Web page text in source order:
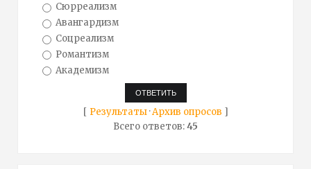
Сюрреализм
Авангардизм
Соцреализм
Романтизм
Академизм
[ Результаты·Архив опросов ]
Всего ответов:45